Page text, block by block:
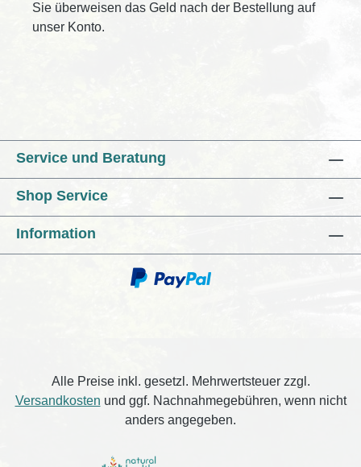
Sie überweisen das Geld nach der Bestellung auf
unser Konto.
Service und Beratung
Shop Service
Information
Alle Preise inkl. gesetzl. Mehrwertsteuer zzgl.
Versandkosten und ggf. Nachnahmegebühren, wenn nicht
anders angegeben.